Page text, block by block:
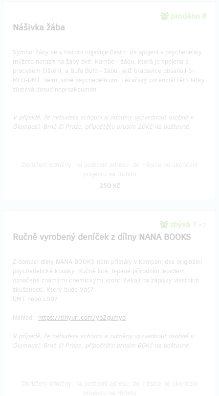
prodáno 8
Nášivka žába
Symbol žáby se v historii objevuje často. Ve spojení s psychedeliky
můžete narazit na žáby dvě: Kambo - žábu, která je spojena s
procesem čištění, a Bufo Bufo - žábu, jejíž bradavice obsahují 5-
MEO-DMT, velmi silné psychedelikum. Lékařský potenciál této látky
zůstává dosud neprozkoumán.
V případě, že nebudete schopni si odměny vyzvednout osobně v
Olomouci, Brně či Praze, připočtěte prosím 20Kč na poštovné.
250 Kč
zbývá 1 z 2
Ručně vyrobený deníček z dílny NANA BOOKS
Z domácí dílny NANA BOOKS nám přistály v kampani dva originální
psychedelické kousky. Ručně šité, lepené přírodním lepidlem,
označené známými chemickými vzorci čekají na zápisky vlastních
zkušeností. Který bude Váš?
DMT nebo LSD?
Náhled: https://tinyurl.com/yb2gumyd
V případě, že nebudete schopni si odměny vyzvednout osobně v
Olomouci, Brně či Praze, připočtěte prosím 60Kč na poštovné.